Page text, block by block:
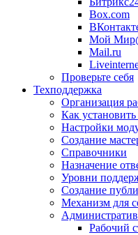
Box.com
Мой
Mail.ru
Проверьте себя
Техподдержка
Организация
Как
Настройки
Создание
Справочники
Назначение
Уровни
Создание
Механизм для
Рабочий